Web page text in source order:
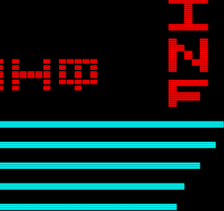
  
  
  
  
  